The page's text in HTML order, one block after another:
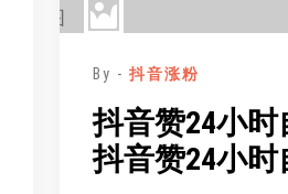
By - 抖音涨粉
抖音赞24小
抖音赞24小时